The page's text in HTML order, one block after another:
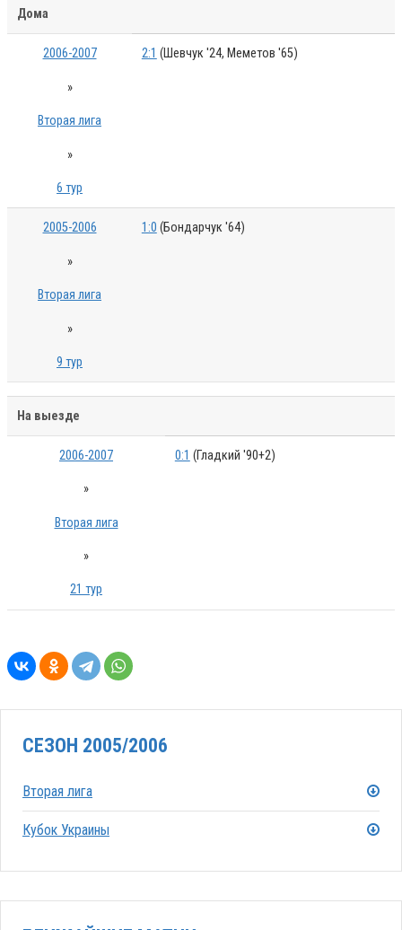
Дома
2006-2007
»
Вторая лига
»
6 тур
2:1 (Шевчук '24, Меметов '65)
2005-2006
»
Вторая лига
»
9 тур
1:0 (Бондарчук '64)
На выезде
2006-2007
»
Вторая лига
»
21 тур
0:1 (Гладкий '90+2)
СЕЗОН 2005/2006
Вторая лига
Кубок Украины